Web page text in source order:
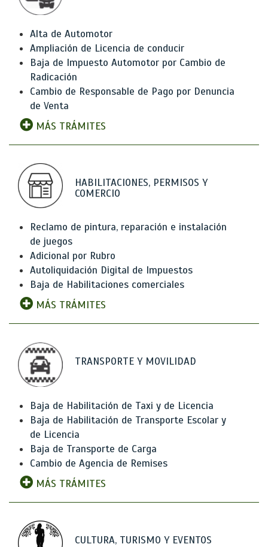
Alta de Automotor
Ampliación de Licencia de conducir
Baja de Impuesto Automotor por Cambio de
Radicación
Cambio de Responsable de Pago por Denuncia
de Venta
MÁS TRÁMITES
HABILITACIONES, PERMISOS Y
COMERCIO
Reclamo de pintura, reparación e instalación
de juegos
Adicional por Rubro
Autoliquidación Digital de Impuestos
Baja de Habilitaciones comerciales
MÁS TRÁMITES
TRANSPORTE Y MOVILIDAD
Baja de Habilitación de Taxi y de Licencia
Baja de Habilitación de Transporte Escolar y
de Licencia
Baja de Transporte de Carga
Cambio de Agencia de Remises
MÁS TRÁMITES
CULTURA, TURISMO Y EVENTOS